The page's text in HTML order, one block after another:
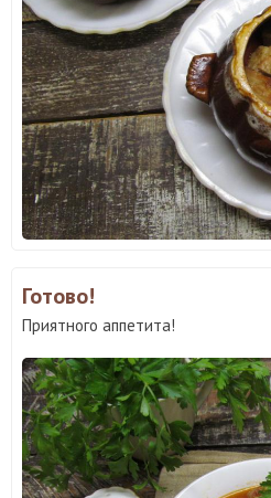
Готово!
Приятного аппетита!